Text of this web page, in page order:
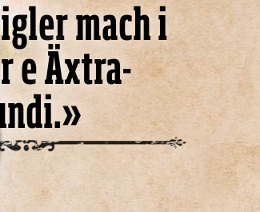
mach i
e Äxtra-